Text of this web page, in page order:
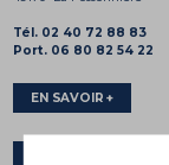
Tél. 02 40 72 88 83
Port. 06 80 82 54 22
EN SAVOIR +